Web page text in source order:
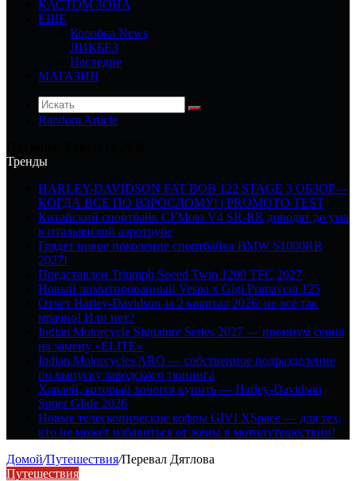
КАСТОМ ЗОНА
ЕЩЕ
Коробка News
ЛИКБЕЗ
Наследие
МАГАЗИН
Random Article
Тренды
HARLEY-DAVIDSON FAT BOB 122 STAGE 3 ОБЗОР—
КОГДА ВСЕ ПО ВЗРОСЛОМУ! | PROMOTO TEST
Китайский спортбайк CFMoto V4 SR-RR доводят до ума
в итальянской аэротрубе
Грядет новое поколение спортбайка BMW S1000RR
2027!
Представлен Triumph Speed Twin 1200 TFC 2027
Новый лимитированный Vespa x Gigi Primavera 125
Отчёт Harley-Davidson за 2 квартал 2026: не всё так
мрачно! Или нет?
Indian Motorcycle Signature Series 2027 — премиум серия
на замену «ELITE»
Indian Motorcycles ARO — собственное подразделение
по выпуску заводского тюнинга
Харлей, который хочется купить — Harley-Davidson
Super Glide 2026
Новые телескопические кофры GIVI XSpace — для тех,
кто не может избавиться от жены в мотопутешествии!
Домой/Путешествия/Перевал Дятлова
Путешествия